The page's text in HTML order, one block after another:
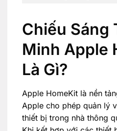
Chiếu Sáng
Minh Apple
Là Gì?
Apple HomeKit là nền
Apple cho phép quản lý
thiết bị trong nhà thông